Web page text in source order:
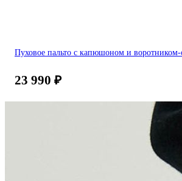
Пуховое пальто с капюшоном и воротником-
23 990 ₽